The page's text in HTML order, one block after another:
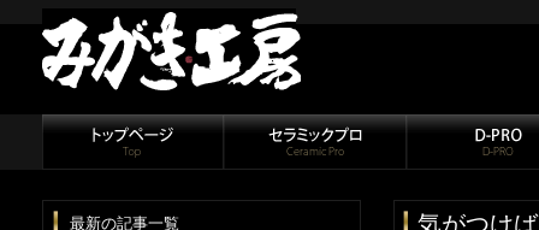
気がつけ
最新の記事一覧